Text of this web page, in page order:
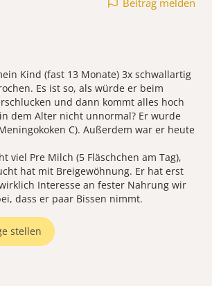
Beitrag melden
Kind (fast 13 Monate) 3x schwallartig
Es ist so, als würde er beim
und dann kommt alles hoch
dem Alter nicht unnormal? Er wurde
C). Außerdem war er heute
viel Pre Milch (5 Fläschchen am Tag),
hat mit Breigewöhnung. Er hat erst
Interesse an fester Nahrung wir
stellen